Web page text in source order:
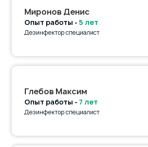
Миронов Денис
Опыт работы - 5 лет
Дезинфектор специалист
Глебов Максим
Опыт работы - 7 лет
Дезинфектор специалист